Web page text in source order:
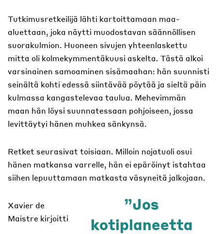
Tutkimusretkeilijä lähti kartoittamaan maa-
aluettaan, joka näytti muodostavan säännöllisen
suorakulmion. Huoneen sivujen yhteenlaskettu
mitta oli kolmekymmentäkuusi askelta. Tästä alkoi
varsinainen samoaminen sisämaahan: hän suunnisti
seinältä kohti edessä siintävää pöytää ja sieltä päin
kulmassa kangastelevaa taulua. Mehevimmän
maan hän löysi suunnatessaan pohjoiseen, jossa
levittäytyi hänen muhkea sänkynsä.
Retket seurasivat toisiaan. Milloin nojatuoli osui
hänen matkansa varrelle, hän ei epäröinyt istahtaa
siihen lepuuttamaan matkasta väsyneitä jalkojaan.
Jos
kotiplaneetta
Xavier de
Maistre kirjoitti